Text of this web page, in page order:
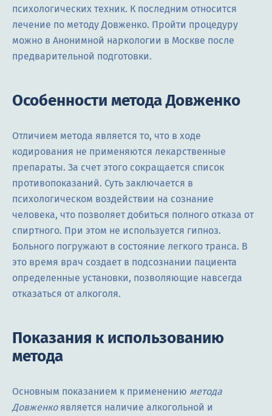
психологических техник. К последним относится
лечение по методу Довженко. Пройти процедуру
можно в Анонимной наркологии в Москве после
предварительной подготовки.
Особенности метода Довженко
Отличием метода является то, что в ходе
кодирования не применяются лекарственные
препараты. За счет этого сокращается список
противопоказаний. Суть заключается в
психологическом воздействии на сознание
человека, что позволяет добиться полного отказа от
спиртного. При этом не используется гипноз.
Больного погружают в состояние легкого транса. В
это время врач создает в подсознании пациента
определенные установки, позволяющие навсегда
отказаться от алкоголя.
Показания к использованию
метода
Основным показанием к применению метода
Довженкоявляется наличие алкогольной и